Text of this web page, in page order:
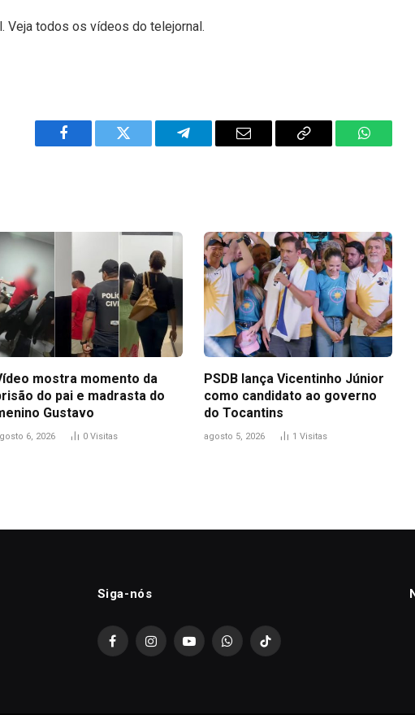
Veja todos os vídeos do telejornal.
Facebook Twitter Telegram Email
Copy
mostra momento da
do pai e madrasta do
Gustavo
6, 2026 0 Visitas
PSDB lança Vicentinho Júnior
como candidato ao governo
do Tocantins
agosto 5, 2026 1 Visitas
Siga-nós
FacebookInstagramYouTubeWhatsAppTikTok